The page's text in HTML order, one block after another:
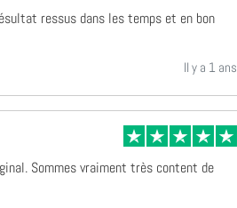
ressus dans les temps et en bon
Il y a 1 ans
Sommes vraiment très content de